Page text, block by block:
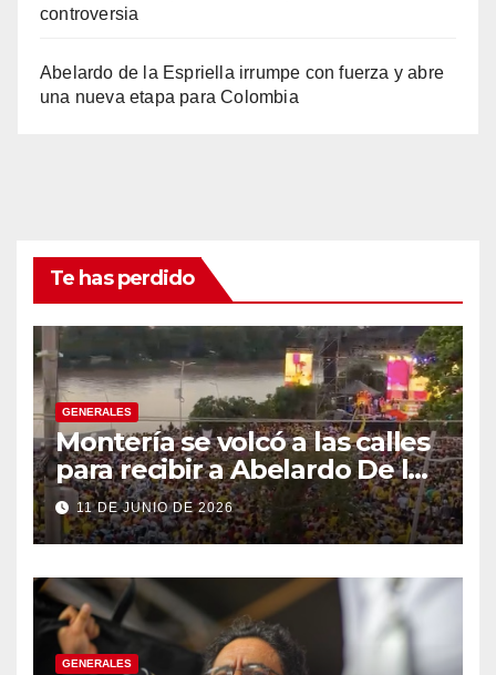
controversia
Abelardo de la Espriella irrumpe con fuerza y abre
una nueva etapa para Colombia
Te has perdido
GENERALES
Montería se volcó a las calles
para recibir a Abelardo De la
Espriella
11 DE JUNIO DE 2026
GENERALES